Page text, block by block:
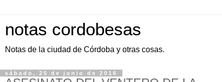
notas cordobesas
Notas de la ciudad de Córdoba y otras cosas.
sábado, 25 de junio de 2016